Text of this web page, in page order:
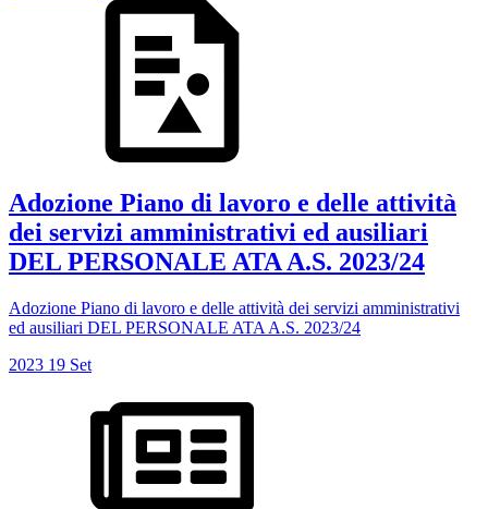
Adozione Piano di lavoro e delle attività
dei servizi amministrativi ed ausiliari
DEL PERSONALE ATA A.S. 2023/24
Adozione Piano di lavoro e delle attività dei servizi amministrativi
ed ausiliari DEL PERSONALE ATA A.S. 2023/24
2023 19 Set